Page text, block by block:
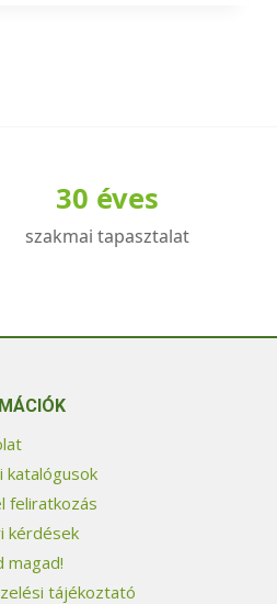
30 éves
szakmai tapasztalat
katalógusok
feliratkozás
kérdések
magad!
tájékoztató